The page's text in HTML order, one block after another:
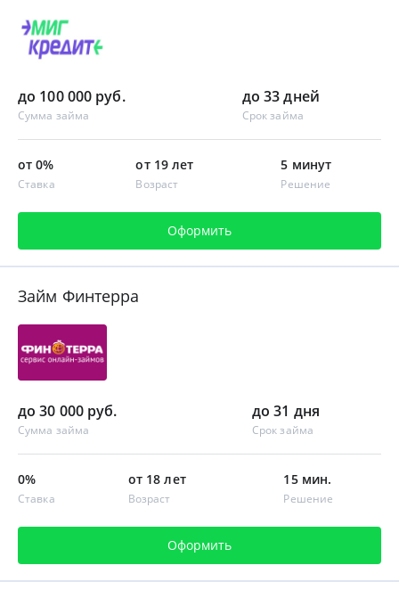
до 100 000 руб.
Сумма займа
до 33 дней
Срок займа
от 0%
Ставка
от 19 лет
Возраст
5 минут
Решение
Оформить
Займ Финтерра
до 30 000 руб.
Сумма займа
до 31 дня
Срок займа
0%
Ставка
от 18 лет
Возраст
15 мин.
Решение
Оформить